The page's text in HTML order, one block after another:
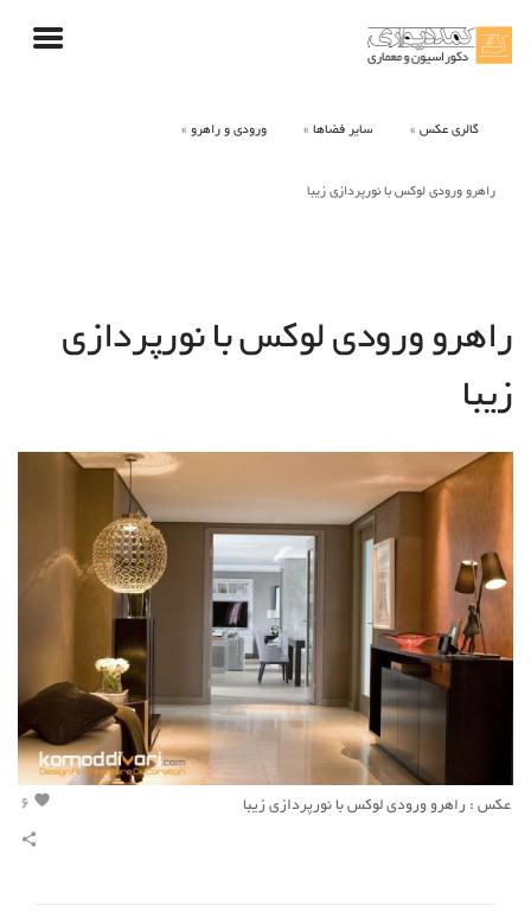
گالری عکس سایر فضاها ورودی و راهرو
راهرو ورودی لوکس با نورپردازی زیبا
راهرو ورودی لوکس با نورپردازی
زیبا
عکس : راهرو ورودی لوکس با نورپردازی زیبا favorite
6
share